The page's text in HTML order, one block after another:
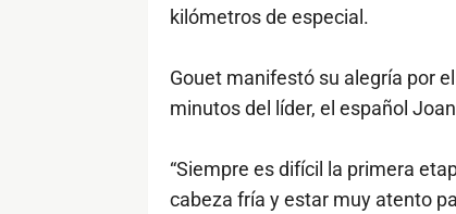
kilómetros de especial.
Gouet manifestó su alegría por
minutos del líder, el español
“Siempre es difícil la primera
cabeza fría y estar muy atento